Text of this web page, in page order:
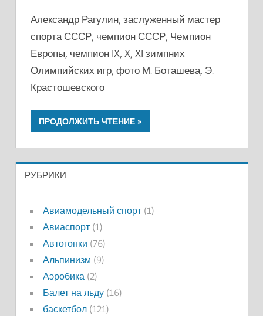
Александр Рагулин, заслуженный мастер
спорта СССР, чемпион СССР, Чемпион
Европы, чемпион IX, X, XI зимпних
Олимпийских игр, фото М. Боташева, Э.
Крастошевского
ПРОДОЛЖИТЬ ЧТЕНИЕ
РУБРИКИ
Авиамодельный спорт(1)
Авиаспорт(1)
Автогонки (76)
Альпинизм (9)
Аэробика(2)
Балет на льду(16)
баскетбол(121)